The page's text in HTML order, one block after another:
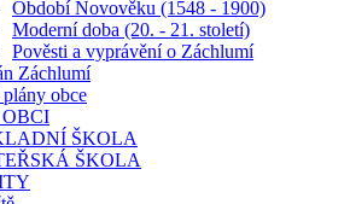
Období Novověku (1548 - 1900)
Moderní doba (20. - 21. století)
Pověsti a vyprávění o Záchlumí
Záchlumí
obce
ŠKOLA
ŠKOLA